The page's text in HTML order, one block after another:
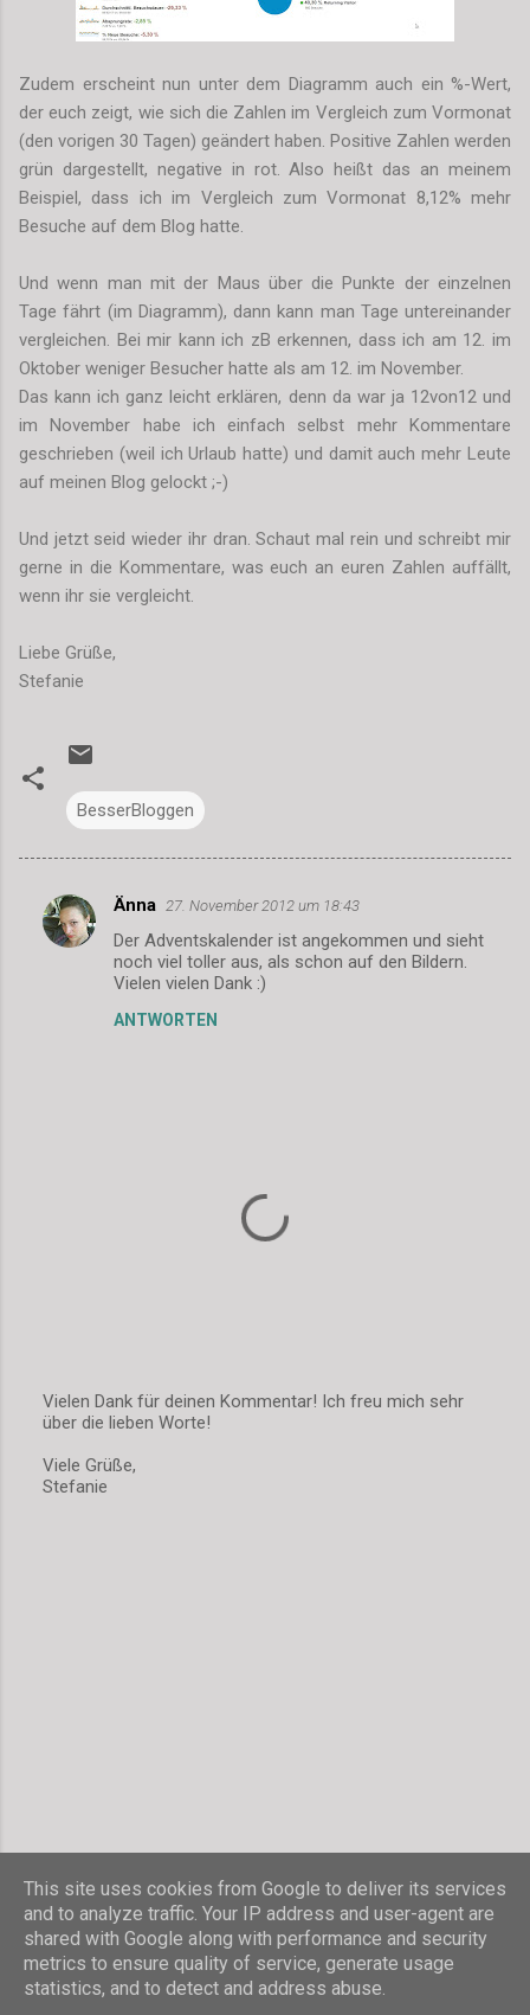
Zudem erscheint nun unter dem Diagramm auch ein %-Wert,
der euch zeigt, wie sich die Zahlen im Vergleich zum Vormonat
(den vorigen 30 Tagen) geändert haben. Positive Zahlen werden
grün dargestellt, negative in rot. Also heißt das an meinem
Beispiel, dass ich im Vergleich zum Vormonat 8,12% mehr
Besuche auf dem Blog hatte.
Und wenn man mit der Maus über die Punkte der einzelnen
Tage fährt (im Diagramm), dann kann man Tage untereinander
vergleichen. Bei mir kann ich zB erkennen, dass ich am 12. im
Oktober weniger Besucher hatte als am 12. im November.
Das kann ich ganz leicht erklären, denn da war ja 12von12 und
im November habe ich einfach selbst mehr Kommentare
geschrieben (weil ich Urlaub hatte) und damit auch mehr Leute
auf meinen Blog gelockt ;-)
Und jetzt seid wieder ihr dran. Schaut mal rein und schreibt mir
gerne in die Kommentare, was euch an euren Zahlen auffällt,
wenn ihr sie vergleicht.
Liebe Grüße,
Stefanie
BesserBloggen
K
o
Änna 27. November 2012 um 18:43
Der Adventskalender ist angekommen und sieht
noch viel toller aus, als schon auf den Bildern.
Vielen vielen Dank :)
ANTWORTEN
K
m
m
c
e
n
Vielen Dank für deinen Kommentar! Ich freu mich sehr
über die lieben Worte!
Viele Grüße,
Stefanie
Powered by Blogger
This site uses cookies from Google to deliver its services
and to analyze traffic. Your IP address and user-agent are
shared with Google along with performance and security
metrics to ensure quality of service, generate usage
statistics, and to detect and address abuse.